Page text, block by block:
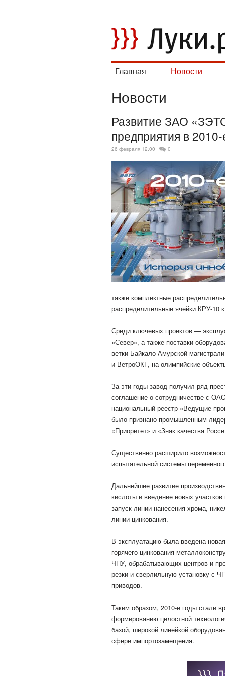
Главная Новости
Новости
Развитие ЗАО
предприятия в
26 февраля 12:00 0
также комплектные
распределительные ячейки КРУ-10
Среди ключевых проектов —
«Север», а также поставки
ветки Байкало-Амурской
и ВетроОКГ, на олимпийские
За эти годы завод получил ряд
соглашение о сотрудничестве с
национальный реестр «Ведущие
было признано промышленным
«Приоритет» и «Знак качества
Существенно расширило
испытательной системы
Дальнейшее развитие
кислоты и введение новых
запуск линии нанесения хрома,
линии цинкования.
В эксплуатацию была введена
горячего цинкования
ЧПУ, обрабатывающих центров и
резки и сверлильную установку с
приводов.
Таким образом, 2010-е годы стали
формированию целостной
базой, широкой линейкой
сфере импортозамещения.